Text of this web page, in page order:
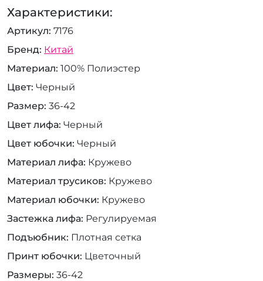
Характеристики:
Артикул 7176
Бренд Китай
Материал 100% Полиэстер
Цвет Черный
Размер 36-42
Цвет лифа Черный
Цвет юбочки Черный
Материал лифа Кружево
Материал трусиков Кружево
Материал юбочки Кружево
Застежка лифа Регулируемая
Подъюбник Плотная сетка
Принт юбочки Цветочный
Размеры 36-42